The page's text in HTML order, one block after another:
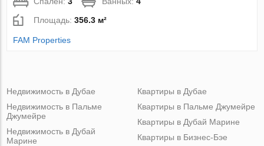
Площадь:356.3 м²
FAM Properties
Недвижимость в Дубае
Недвижимость в Пальме
Джумейре
Недвижимость в Дубай
Марине
Квартиры в Дубае
Квартиры в Пальме Джумейре
Квартиры в Дубай Марине
Квартиры в Бизнес-Бэе